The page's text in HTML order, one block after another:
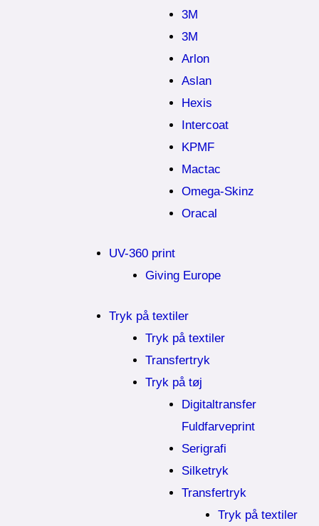
3M
3M
Arlon
Aslan
Hexis
Intercoat
KPMF
Mactac
Omega-Skinz
Oracal
UV-360 print
Giving Europe
Tryk på textiler
Tryk på textiler
Transfertryk
Tryk på tøj
Digitaltransfer
Fuldfarveprint
Serigrafi
Silketryk
Transfertryk
Tryk på textiler